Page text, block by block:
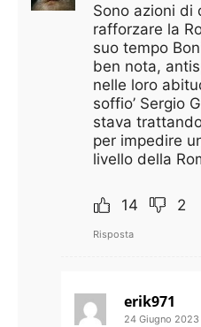
Sono azioni di
rafforzare la
suo tempo
ben nota,
nelle loro
soffio’ Sergio
stava
per impedire
livello della
14 2
Risposta
erik971
24 Giugno 2023